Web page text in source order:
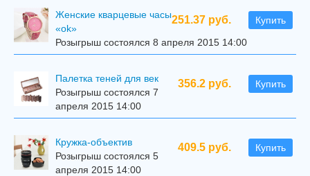
251.37 руб. Купить
Женские кварцевые часы
«ok»
Розыгрыш состоялся 8 апреля 2015 14:00
356.2 руб. Купить
Палетка теней для век
Розыгрыш состоялся 7
апреля 2015 14:00
409.5 руб. Купить
Кружка-объектив
Розыгрыш состоялся 5
апреля 2015 14:00